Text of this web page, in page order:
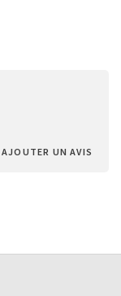
AJOUTER UN AVIS